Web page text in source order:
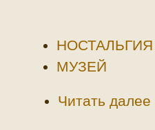
МУЗЕЙ
Читать далее